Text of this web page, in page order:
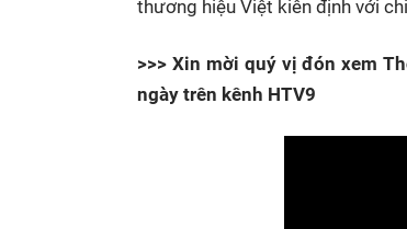
thương hiệu Việt kiên định với
>>> Xin mời quý vị đón xem
ngày trên kênh HTV9